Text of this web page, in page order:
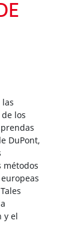
los
DuPont,
métodos
y el